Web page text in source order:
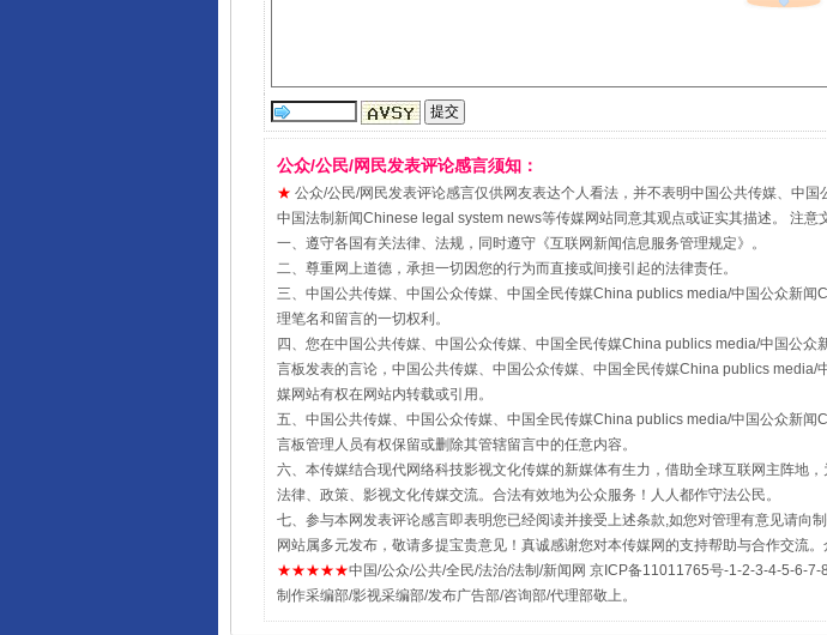
公众/公民/网民发表评论感言须知：
★ 公众/公民/网民发表评论感言仅供网友表达个人看法，并不表明中国公共传媒、中
中国法制新闻Chinese legal system news等传媒网站同意其观点或证实其描述。 注意
一、遵守各国有关法律、法规，同时遵守《互联网新闻信息服务管理规定》。
二、尊重网上道德，承担一切因您的行为而直接或间接引起的法律责任。
三、中国公共传媒、中国公众传媒、中国全民传媒China publics media/中国公众新
理笔名和留言的一切权利。
四、您在中国公共传媒、中国公众传媒、中国全民传媒China publics media/中国公
言板发表的言论，中国公共传媒、中国公众传媒、中国全民传媒China publics
媒网站有权在网站内转载或引用。
五、中国公共传媒、中国公众传媒、中国全民传媒China publics media/中国公众新
言板管理人员有权保留或删除其管辖留言中的任意内容。
六、本传媒结合现代网络科技影视文化传媒的新媒体有生力，借助全球互联网主阵地
法律、政策、影视文化传媒交流。合法有效地为公众服务！人人都作守法公民。
七、参与本网发表评论感言即表明您已经阅读并接受上述条款,如您对管理有意见请
网站属多元发布，敬请多提宝贵意见！真诚感谢您对本传媒网的支持帮助与合作交流
★★★★★中国/公众/公共/全民/法治/法制/新闻网 京ICP备11011765号-1-2-3-4-5-6-7-
制作采编部/影视采编部/发布广告部/咨询部/代理部敬上。